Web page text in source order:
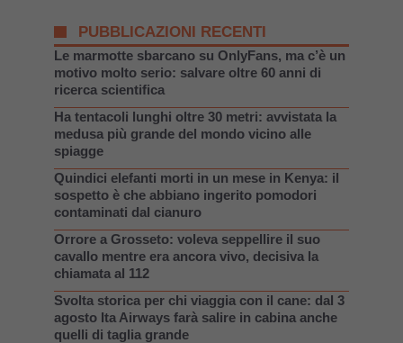
PUBBLICAZIONI RECENTI
Le marmotte sbarcano su OnlyFans, ma c’è un
motivo molto serio: salvare oltre 60 anni di
ricerca scientifica
Ha tentacoli lunghi oltre 30 metri: avvistata la
medusa più grande del mondo vicino alle
spiagge
Quindici elefanti morti in un mese in Kenya: il
sospetto è che abbiano ingerito pomodori
contaminati dal cianuro
Orrore a Grosseto: voleva seppellire il suo
cavallo mentre era ancora vivo, decisiva la
chiamata al 112
Svolta storica per chi viaggia con il cane: dal 3
agosto Ita Airways farà salire in cabina anche
quelli di taglia grande